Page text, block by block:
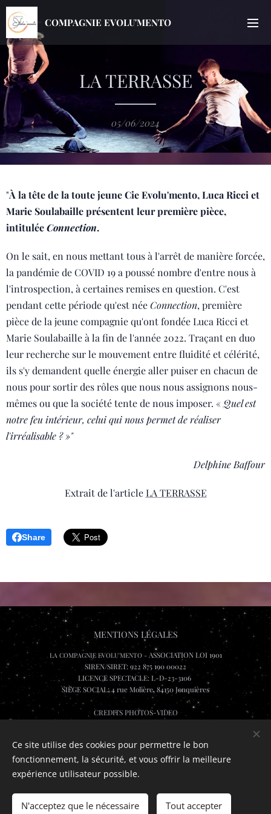
COMPAGNIE EVOLU'MENTO
LA TERRASSE
05/06/2024
"À la tête de la toute jeune Cie Evolu'mento, Luca Ricci et
Marie Soulabaille présentent leur première pièce,
intituléeConnection.
On le sait, en nous mettant tous à l'arrêt de manière forcée,
la pandémie de COVID 19 a poussé nombre d'entre nous à
l'introspection, à certaines remises en question. C'est
pendant cette période qu'est néeConnection, première
pièce de la jeune compagnie qu'ont fondée Luca Ricci et
Marie Soulabaille à la fin de l'année 2022. Traçant en duo
leur recherche sur le mouvement entre fluidité et célérité,
ils s'y demandent quelle énergie aller puiser en chacun de
nous pour sortir des rôles que nous nous assignons nous-
mêmes ou que la société tente de nous imposer. « Quel est
notre feu intérieur, celui qui nous permet de réaliser
l'irréalisable ? »"
Delphine Baffour
Extrait de l'articleLA TERRASSE
Share
MENTIONS LÉGALES
LA COMPAGNIE EVOLU'MENTO - ASSOCIATION LOI 1901
SIREN/SIRET: 922 875 190 00022
LICENCE SPECTACLE: L-D-23-3106
SIÈGE SOCIAL: 4 rue Molière, 84150 Jonquières
CREDITS PHOTOS-VIDEO
Cookies
English
Ce site utilise des cookies pour permettre le bon
fonctionnement, la sécurité, et vous offrir la meilleure
expérience utilisateur possible.
N'acceptez que le nécessaire Tout accepter